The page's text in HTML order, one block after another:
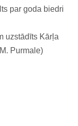
par goda biedri
uzstādīts Kārļa
Purmale)